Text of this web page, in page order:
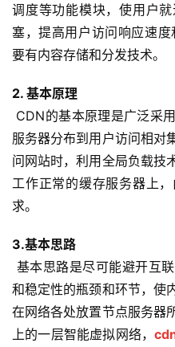
调度等功能模块，使用户
塞，提高用户访问响应速
要有内容存储和分发技术。
2. 基本原理
服务器分布到用户访问相对
问网站时，利用全局负载技
工作正常的缓存服务器上
求。
3.基本思路
和稳定性的瓶颈和环节，使
在网络各处放置节点服务器
上的一层智能虚拟网络，